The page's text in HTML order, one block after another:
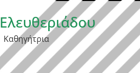
Ελευθεριάδου
Καθηγήτρια